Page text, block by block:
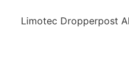
Limotec Dropperpost